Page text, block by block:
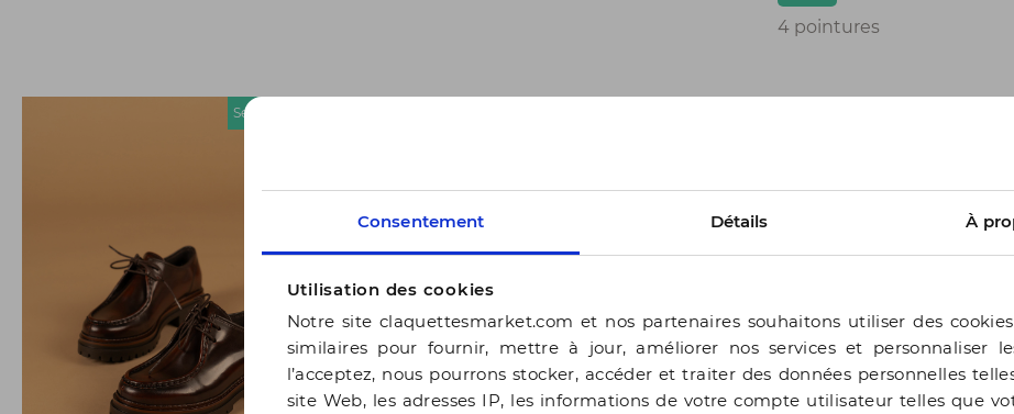
Consentement Détails À
Utilisation des cookies
Notre site claquettesmarket.com et nos partenaires souhaitons utiliser des
similaires pour fournir, mettre à jour, améliorer nos services et personnaliser
l’acceptez, nous pourrons stocker, accéder et traiter des données personnelles
site Web, les adresses IP, les informations de votre compte utilisateur telles que
4 pointures
Seconde chance